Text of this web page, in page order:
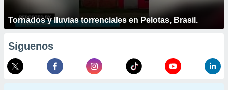
Tornados y lluvias torrenciales en Pelotas, Brasil.
Síguenos